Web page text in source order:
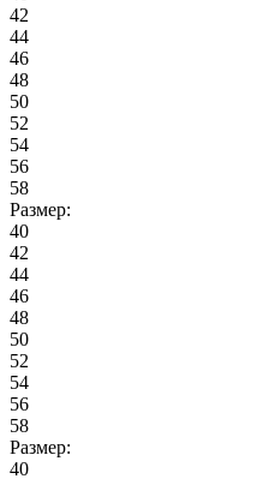
42
44
46
48
50
52
54
56
58
Размер:
40
42
44
46
48
50
52
54
56
58
Размер:
40